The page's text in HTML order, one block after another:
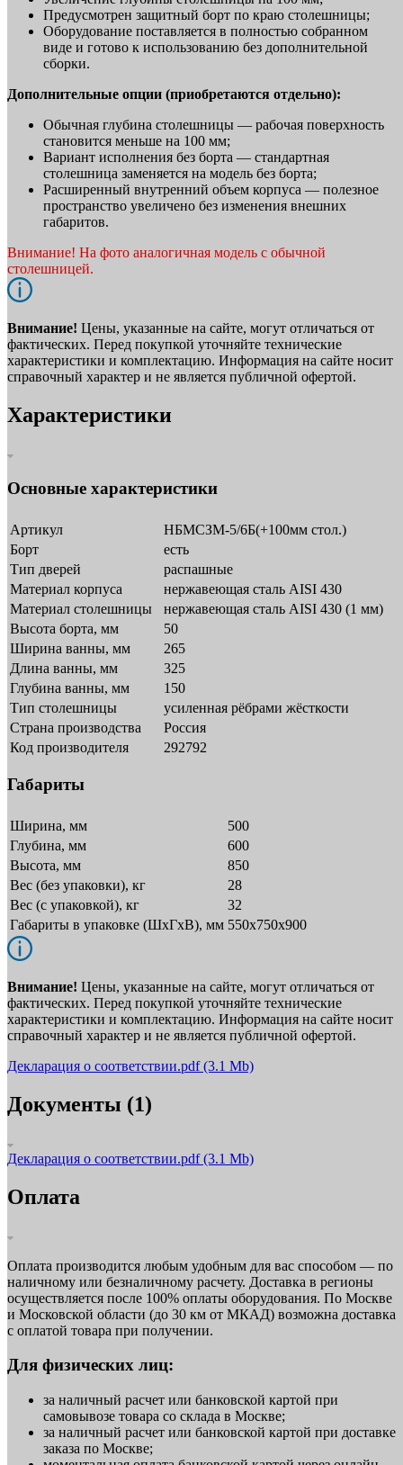
Предусмотрен защитный борт по краю столешницы;
Оборудование поставляется в полностью собранном
виде и готово к использованию без дополнительной
сборки.
Дополнительные опции (приобретаются отдельно):
Обычная глубина столешницы — рабочая поверхность
становится меньше на 100 мм;
Вариант исполнения без борта — стандартная
столешница заменяется на модель без борта;
Расширенный внутренний объем корпуса — полезное
пространство увеличено без изменения внешних
габаритов.
Внимание! На фото аналогичная модель с обычной
столешницей.
Внимание! Цены, указанные на сайте, могут отличаться от
фактических. Перед покупкой уточняйте технические
характеристики и комплектацию. Информация на сайте носит
справочный характер и не является публичной офертой.
Характеристики
Основные характеристики
Артикул
НБМСЗМ-5/6Б(+100мм стол.)
Борт
есть
Тип дверей
распашные
Материал корпуса
нержавеющая сталь AISI 430
Материал столешницы
нержавеющая сталь AISI 430 (1 мм)
Высота борта, мм
50
Ширина ванны, мм
265
Длина ванны, мм
325
Глубина ванны, мм
150
Тип столешницы
усиленная рёбрами жёсткости
Страна производства
Россия
Код производителя
292792
Габариты
Ширина, мм
500
Глубина, мм
600
Высота, мм
850
Вес (без упаковки), кг
28
Вес (с упаковкой), кг
32
Габариты в упаковке (ШxГxВ), мм 550х750х900
Внимание! Цены, указанные на сайте, могут отличаться от
фактических. Перед покупкой уточняйте технические
характеристики и комплектацию. Информация на сайте носит
справочный характер и не является публичной офертой.
Декларация о соответствии.pdf(3.1 Mb)
Документы (1)
Декларация о соответствии.pdf(3.1 Mb)
Оплата
Оплата производится любым удобным для вас способом — по
наличному или безналичному расчету. Доставка в регионы
осуществляется после 100% оплаты оборудования. По Москве
и Московской области (до 30 км от МКАД) возможна доставка
с оплатой товара при получении.
Для физических лиц:
за наличный расчет или банковской картой при
самовывозе товара со склада в Москве;
за наличный расчет или банковской картой при доставке
заказа по Москве;